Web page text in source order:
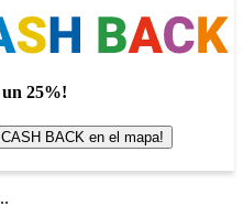
un 25%!
CASH BACK en el mapa!